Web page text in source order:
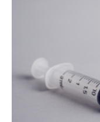
Dringend benötigt
nur
Gewebe
Hertie-Institut für
Schwachstelle im
Medulloblastoms
Stiftung